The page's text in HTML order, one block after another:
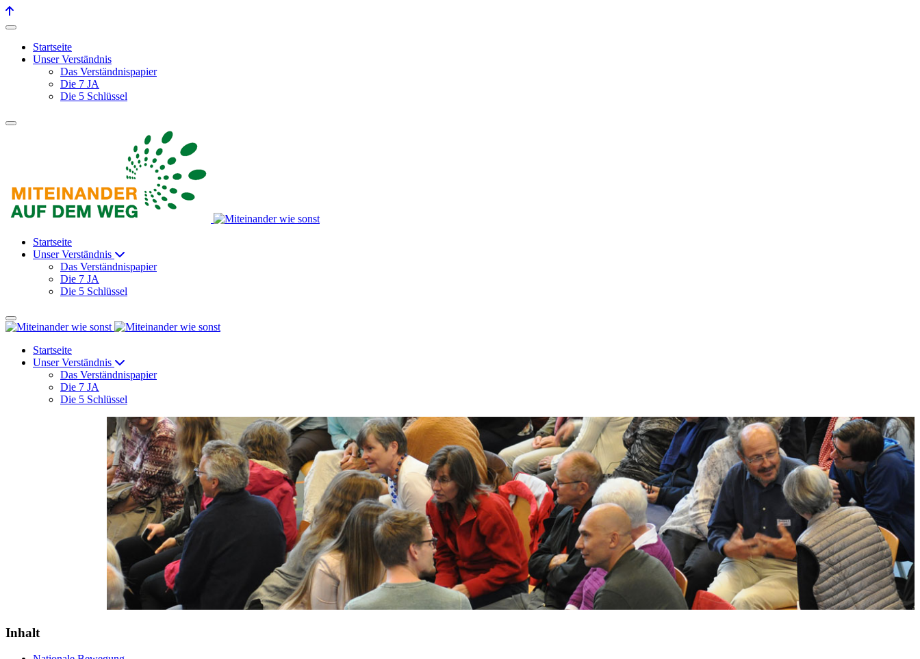
Startseite
Unser Verständnis
Das Verständnispapier
Die 7 JA
Die 5 Schlüssel
Startseite
Unser Verständnis
Das Verständnispapier
Die 7 JA
Die 5 Schlüssel
Startseite
Unser Verständnis
Das Verständnispapier
Die 7 JA
Die 5 Schlüssel
Inhalt